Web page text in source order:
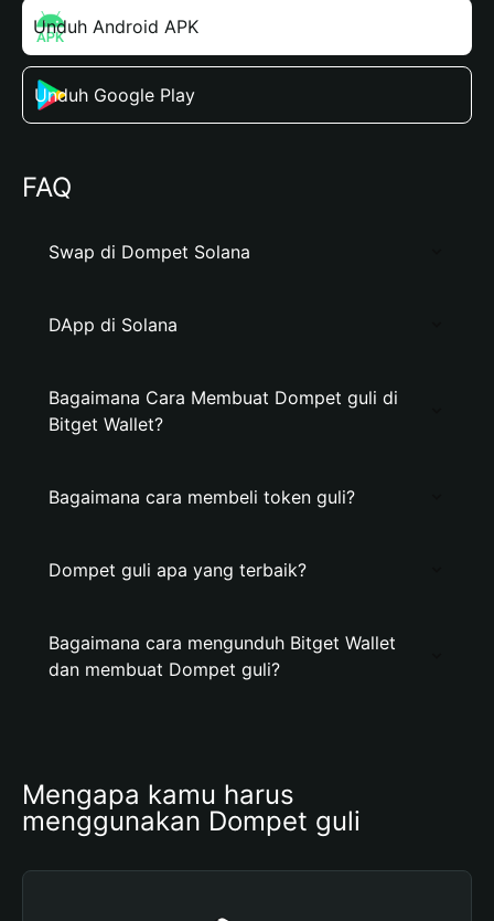
Unduh Android APK
Unduh Google Play
FAQ
Swap di Dompet Solana
DApp di Solana
Bagaimana Cara Membuat Dompet guli di
Bitget Wallet?
Bagaimana cara membeli token guli?
Dompet guli apa yang terbaik?
Bagaimana cara mengunduh Bitget Wallet
dan membuat Dompet guli?
Mengapa kamu harus
menggunakan Dompet guli